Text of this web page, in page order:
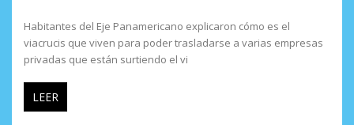
Habitantes del Eje Panamericano explicaron cómo es el
viacrucis que viven para poder trasladarse a varias empresas
privadas que están surtiendo el vi
LEER